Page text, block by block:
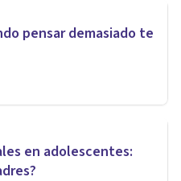
pensar demasiado te
en adolescentes: